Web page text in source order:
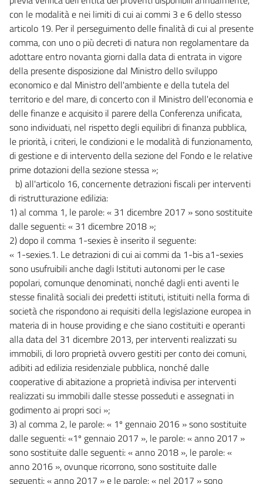
con le modalità e nei limiti di cui ai commi 3 e 6 dello stesso
articolo 19. Per il perseguimento delle finalità di cui al presente
comma, con uno o più decreti di natura non regolamentare da
adottare entro novanta giorni dalla data di entrata in vigore
della presente disposizione dal Ministro dello sviluppo
economico e dal Ministro dell'ambiente e della tutela del
territorio e del mare, di concerto con il Ministro dell'economia e
delle finanze e acquisito il parere della Conferenza unificata,
sono individuati, nel rispetto degli equilibri di finanza pubblica,
le priorità, i criteri, le condizioni e le modalità di funzionamento,
di gestione e di intervento della sezione del Fondo e le relative
prime dotazioni della sezione stessa »;
b) all'articolo 16, concernente detrazioni fiscali per interventi
di ristrutturazione edilizia:
1) al comma 1, le parole: « 31 dicembre 2017 » sono sostituite
dalle seguenti: « 31 dicembre 2018 »;
2) dopo il comma 1-sexies è inserito il seguente:
« 1-sexies.1. Le detrazioni di cui ai commi da 1-bis a1-sexies
sono usufruibili anche dagli Istituti autonomi per le case
popolari, comunque denominati, nonché dagli enti aventi le
stesse finalità sociali dei predetti istituti, istituiti nella forma di
società che rispondono ai requisiti della legislazione europea in
materia di in house providing e che siano costituiti e operanti
alla data del 31 dicembre 2013, per interventi realizzati su
immobili, di loro proprietà ovvero gestiti per conto dei comuni,
adibiti ad edilizia residenziale pubblica, nonché dalle
cooperative di abitazione a proprietà indivisa per interventi
realizzati su immobili dalle stesse posseduti e assegnati in
godimento ai propri soci »;
3) al comma 2, le parole: « 1º gennaio 2016 » sono sostituite
dalle seguenti: «1º gennaio 2017 », le parole: « anno 2017 »
sono sostituite dalle seguenti: « anno 2018 », le parole: «
anno 2016 », ovunque ricorrono, sono sostituite dalle
seguenti: « anno 2017 » e le parole: « nel 2017 » sono